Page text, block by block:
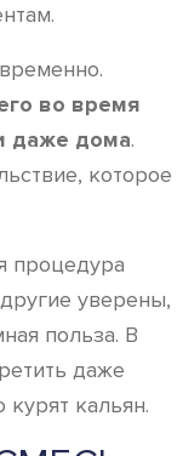
во время
даже дома.
которое
процедура
уверены,
польза. В
даже
кальян.